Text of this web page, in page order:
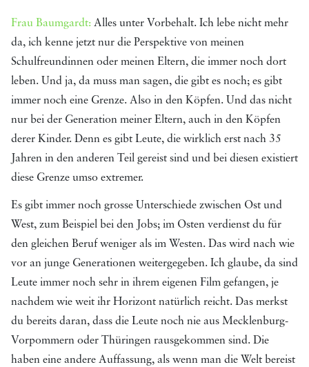
Frau Baumgardt: Alles unter Vorbehalt. Ich lebe nicht mehr
da, ich kenne jetzt nur die Perspektive von meinen
Schulfreundinnen oder meinen Eltern, die immer noch dort
leben. Und ja, da muss man sagen, die gibt es noch; es gibt
immer noch eine Grenze. Also in den Köpfen. Und das nicht
nur bei der Generation meiner Eltern, auch in den Köpfen
derer Kinder. Denn es gibt Leute, die wirklich erst nach 35
Jahren in den anderen Teil gereist sind und bei diesen existiert
diese Grenze umso extremer.
Es gibt immer noch grosse Unterschiede zwischen Ost und
West, zum Beispiel bei den Jobs; im Osten verdienst du für
den gleichen Beruf weniger als im Westen. Das wird nach wie
vor an junge Generationen weitergegeben. Ich glaube, da sind
Leute immer noch sehr in ihrem eigenen Film gefangen, je
nachdem wie weit ihr Horizont natürlich reicht. Das merkst
du bereits daran, dass die Leute noch nie aus Mecklenburg-
Vorpommern oder Thüringen rausgekommen sind. Die
haben eine andere Auffassung, als wenn man die Welt bereist